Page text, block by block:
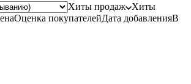
Хиты продаж
Хиты
Оценка покупателейДата добавленияВ